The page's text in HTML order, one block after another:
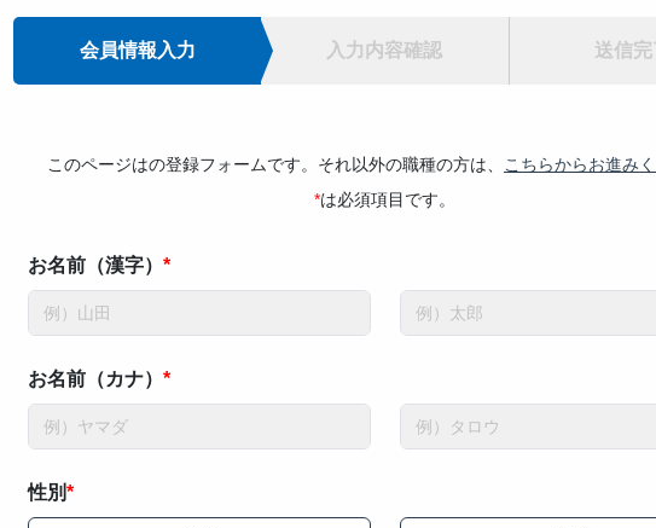
会員情報入力 入力内容確認 送信
このページはの登録フォームです。それ以外の職種の方は、
こちらからお進み
は必須項目です。
お名前（漢字）
お名前（カナ）
性別